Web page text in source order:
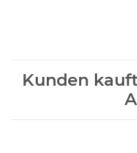
Kunden